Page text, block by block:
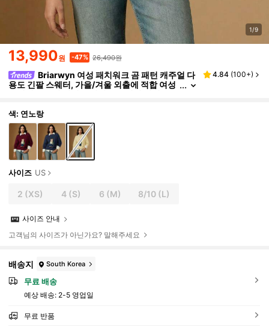
1/9
13,990원 -47% 26,490원
Briarwyn 여성 패치워크 곰 패턴 캐주얼 다
용도 긴팔 스웨터, 가을/겨울 외출에 적합 여성
4.84 (100+)
색: 연노랑
사이즈 US
2 (XS) 4(S) 6 (M) 8/10 (L)
사이즈 안내
고객님의 사이즈가 아닌가요? 말해주세요
배송지 South Korea
무료 배송
예상 배송: 2-5 영업일
무료 반품